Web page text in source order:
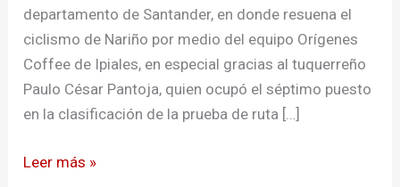
departamento de Santander, en donde resuena el
ciclismo de Nariño por medio del equipo Orígenes
Coffee de Ipiales, en especial gracias al tuquerreño
Paulo César Pantoja, quien ocupó el séptimo puesto
en la clasificación de la prueba de ruta […]
Sub-
Leer más »